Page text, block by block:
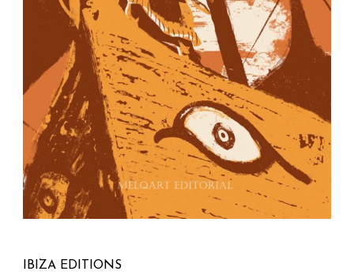
IBIZA EDITIONS